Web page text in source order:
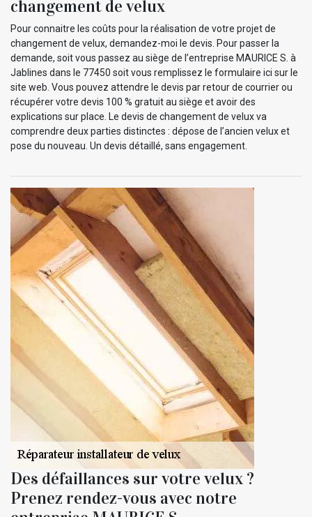
changement de velux
Pour connaitre les coûts pour la réalisation de votre projet de
changement de velux, demandez-moi le devis. Pour passer la
demande, soit vous passez au siège de l’entreprise MAURICE S. à
Jablines dans le 77450 soit vous remplissez le formulaire ici sur le
site web. Vous pouvez attendre le devis par retour de courrier ou
récupérer votre devis 100 % gratuit au siège et avoir des
explications sur place. Le devis de changement de velux va
comprendre deux parties distinctes : dépose de l’ancien velux et
pose du nouveau. Un devis détaillé, sans engagement.
Des défaillances sur votre velux ?
Prenez rendez-vous avec notre